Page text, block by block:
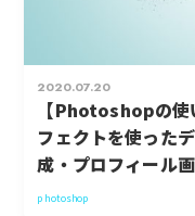
2020.07.20
【Photoshopの使
フェクトを使った
成・プロフィール画
photoshop